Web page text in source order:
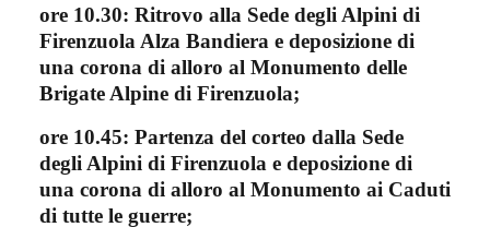
ore 10.30: Ritrovo alla Sede degli Alpini di
Firenzuola Alza Bandiera e deposizione di
una corona di alloro al Monumento delle
Brigate Alpine di Firenzuola;
ore 10.45: Partenza del corteo dalla Sede
degli Alpini di Firenzuola e deposizione di
una corona di alloro al Monumento ai Caduti
di tutte le guerre;